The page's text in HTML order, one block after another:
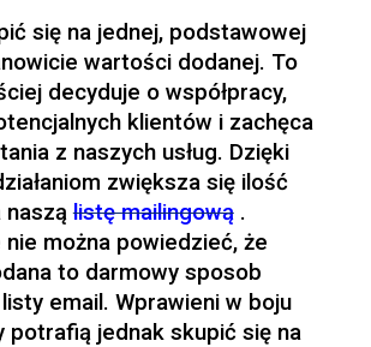
się na jednej, podstawowej
wartości dodanej. To
decyduje o współpracy,
klientów i zachęca
z naszych usług. Dzięki
zwiększa się ilość
nasząlistę mailingową.
nie można powiedzieć, że
to darmowy sposob
email. Wprawieni w boju
potrafią jednak skupić się na